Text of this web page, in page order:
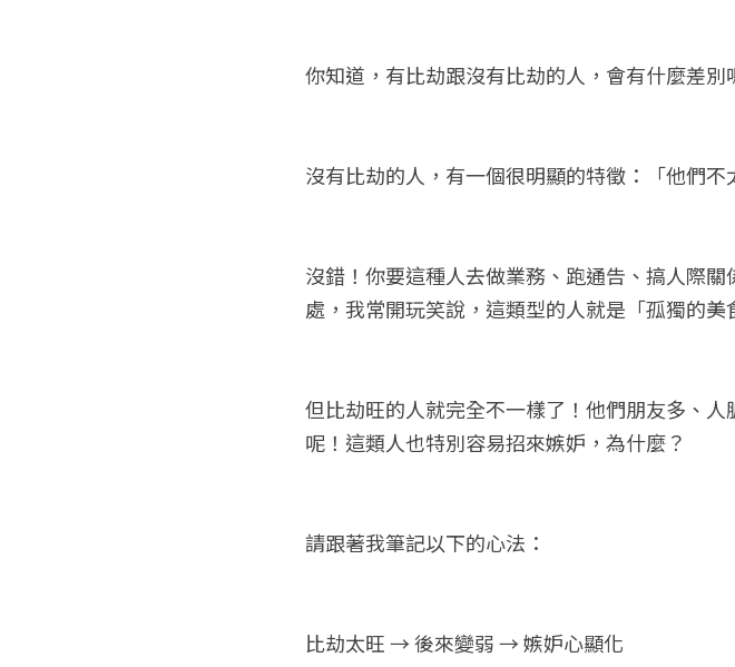
你知道，有比劫跟沒有比劫的人，會有什麼差別
沒有比劫的人，有一個很明顯的特徵：「他們不
沒錯！你要這種人去做業務、跑通告、搞人際
處，我常開玩笑說，這類型的人就是「孤獨的美
但比劫旺的人就完全不一樣了！他們朋友多、
呢！這類人也特別容易招來嫉妒，為什麼？
請跟著我筆記以下的心法：
比劫太旺 → 後來變弱 → 嫉妒心顯化